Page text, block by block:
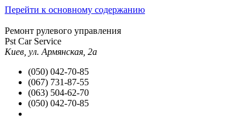
Перейти к основному содержанию
Ремонт рулевого управления
Pst Car Service
Киев, ул. Армянская, 2а
(050) 042-70-85
(067) 731-87-55
(063) 504-62-70
(050) 042-70-85